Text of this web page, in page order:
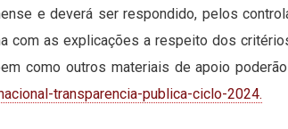
e deverá ser respondido, pelos
com as explicações a respeito dos
como outros materiais de apoio
transparencia-publica-ciclo-2024.